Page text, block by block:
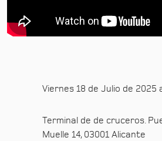
Viernes 18 de Julio de 2025
Terminal de de cruceros.
Muelle 14, 03001 Alicante